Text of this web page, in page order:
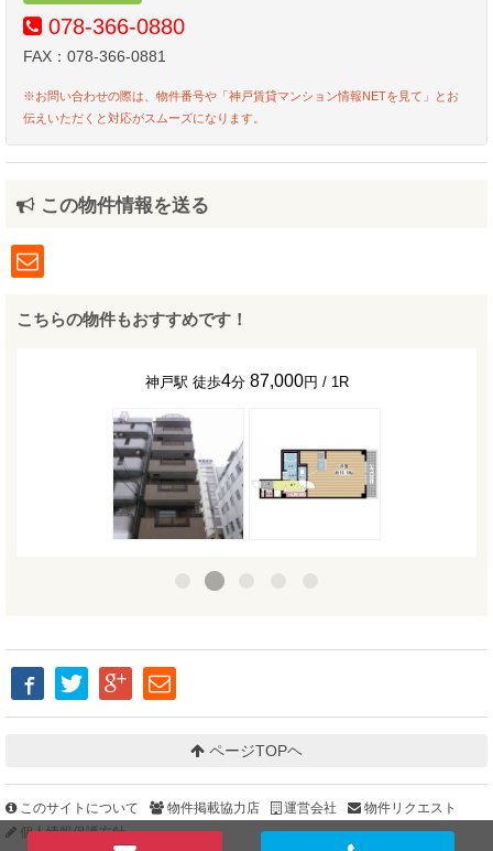
078-366-0880
FAX：078-366-0881
※お問い合わせの際は、物件番号や「神戸賃貸マンション情報NETを見て」とお
伝えいただくと対応がスムーズになります。
この物件情報を送る
こちらの物件もおすすめです！
神戸駅 徒歩4分 87,000円 / 1R
ページTOPヘ
このサイトについて 物件掲載協力店 運営会社
物件リクエスト
個人情報保護方針